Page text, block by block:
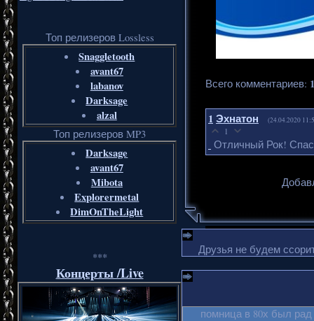
Топ релизеров Lossless
Snaggletooth
avant67
labanov
Darksage
alzal
Топ релизеров MP3
Darksage
avant67
Mibota
Explorermetal
DimOnTheLight
***
Концерты /Live
Всего комментариев: 1
1Эхнатон (24.04.2020
1
Отличный Рок!
Друзья не будем
помница в 80х был